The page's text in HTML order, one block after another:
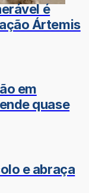
é
Ártemis
em
quase
e abraça